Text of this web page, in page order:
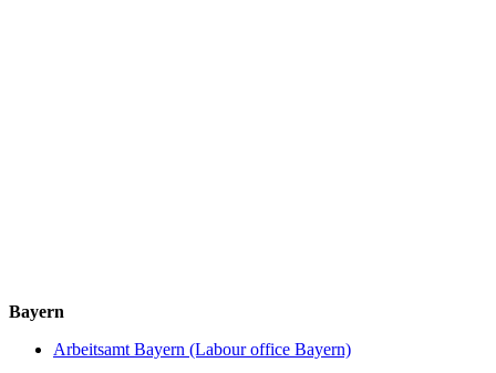
Bayern
Arbeitsamt Bayern (Labour office Bayern)